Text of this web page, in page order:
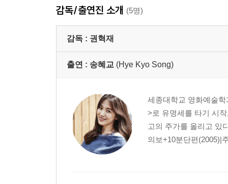
감독/출연진 소개 (5명)
감독 : 권혁재
출연 : 송혜교 (Hye Kyo Song)
세종대학교 영화예술
>로 유명세를 타기 시
고의 주가를 올리고 있
의보+10분단편(2005)|